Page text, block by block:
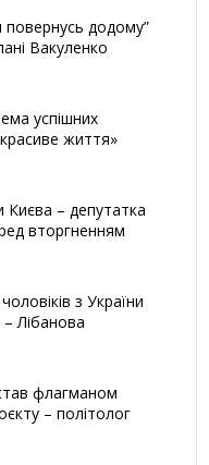
додому”
Вакуленко
успішних
життя»
– депутатка
вторгненням
з України
Лібанова
флагманом
– політолог